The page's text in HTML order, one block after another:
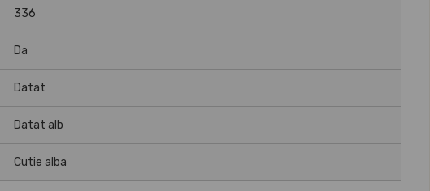
336
Da
Datat
Datat alb
Cutie alba